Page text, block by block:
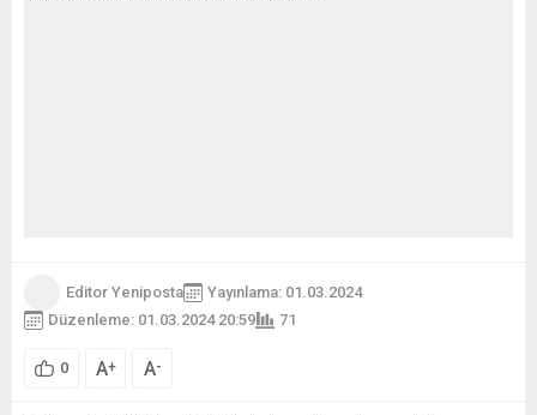
Editor Yeniposta
Yayınlama: 01.03.2024
Düzenleme: 01.03.2024 20:59
71
0 A+ A-